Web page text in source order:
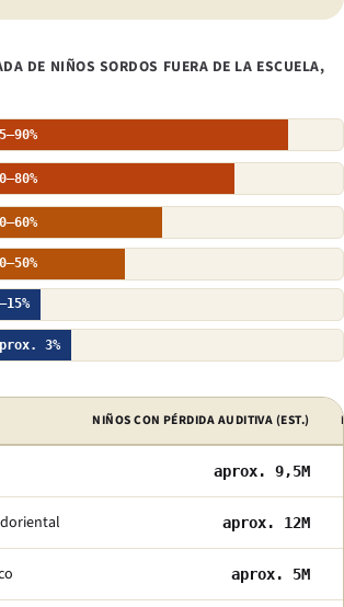
DE NIÑOS SORDOS FUERA DE LA ESCUELA,
3%
de acceso a la educación para sordos por región.
NIÑOS CON PÉRDIDA AUDITIVA (EST.)
aprox. 9,5M
aprox. 12M
aprox. 5M